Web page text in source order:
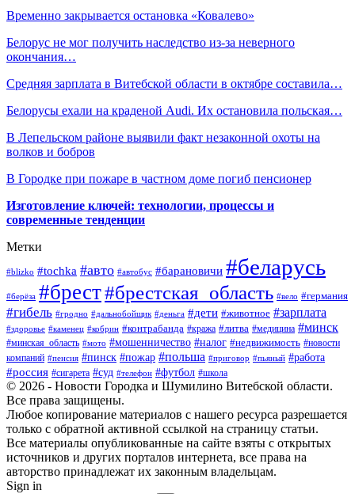
Временно закрывается остановка «Ковалево»
Белорус не мог получить наследство из-за неверного
окончания…
Средняя зарплата в Витебской области в октябре составила…
Белорусы ехали на краденой Audi. Их остановила польская…
В Лепельском районе выявили факт незаконной охоты на
волков и бобров
В Городке при пожаре в частном доме погиб пенсионер
Изготовление ключей: технологии, процессы и
современные тенденции
Метки
#blizko #tochka #авто #автобус #барановичи #беларусь
#берёза #брест#брестская_область #вело #германия
#гибель #гродно #дальнобойщик #деньга #дети #животное #зарплата
#здоровье #каменец #кобрин #контрабанда #кража #литва #медицина #минск
#минская_область #мото #мошенничество #налог #недвижимость #новости
компаний #пенсия #пинск #пожар #польша #приговор #пьяный #работа
#россия #сигарета #суд #телефон #футбол #школа
© 2026 - Новости Городка и Шумилино Витебской области.
Все права защищены.
Любое копирование материалов с нашего ресурса разрешается
только с обратной активной ссылкой на страницу статьи.
Все материалы опубликованные на сайте взяты с открытых
источников и других порталов интернета, все права на
авторство принадлежат их законным владельцам.
Sign in